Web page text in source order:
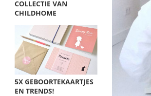
COLLECTIE VAN
CHILDHOME
5X GEBOORTEKAARTJES
EN TRENDS!